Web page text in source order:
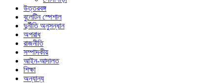
উত্তরবঙ্গ
বুলেটিন স্পেশাল
দুর্নীতি অনুসন্ধান
অপরাধ
রাজনীতি
সম্পাদকীয়
আইন-আদালত
শিক্ষা
অন্যান্য